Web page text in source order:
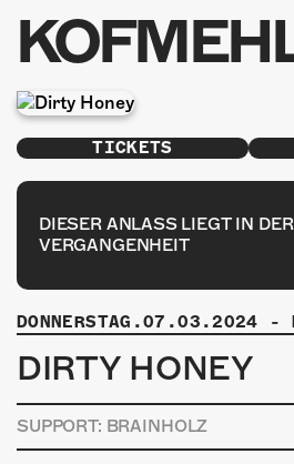
PROGRAMM
GALERIE
FOTOGALERIE
PHOTOMAT
INFOS
KONTAKT
TICKETS
DIESER ANLASS LIEGT IN DER
VERGANGENHEIT
DONNERSTAG.07.03.2024 -
DIRTY HONEY
SUPPORT: BRAINHOLZ